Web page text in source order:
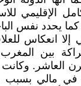
الإقليمي
كما يحدد نفس
انعكاس
بين
العاشر.
في مالي بسبب